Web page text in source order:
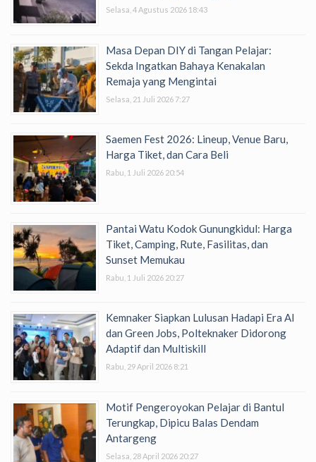
Selasa, 4 Agustus 2026 18:43
Masa Depan DIY di Tangan Pelajar:
Sekda Ingatkan Bahaya Kenakalan
Remaja yang Mengintai
Selasa, 21 Juli 2026 7:27
Saemen Fest 2026: Lineup, Venue Baru,
Harga Tiket, dan Cara Beli
Rabu, 1 Juli 2026 20:54
Pantai Watu Kodok Gunungkidul: Harga
Tiket, Camping, Rute, Fasilitas, dan
Sunset Memukau
Rabu, 1 Juli 2026 20:27
Kemnaker Siapkan Lulusan Hadapi Era AI
dan Green Jobs, Polteknaker Didorong
Adaptif dan Multiskill
Rabu, 29 April 2026 8:21
Motif Pengeroyokan Pelajar di Bantul
Terungkap, Dipicu Balas Dendam
Antargeng
Selasa, 28 April 2026 20:27